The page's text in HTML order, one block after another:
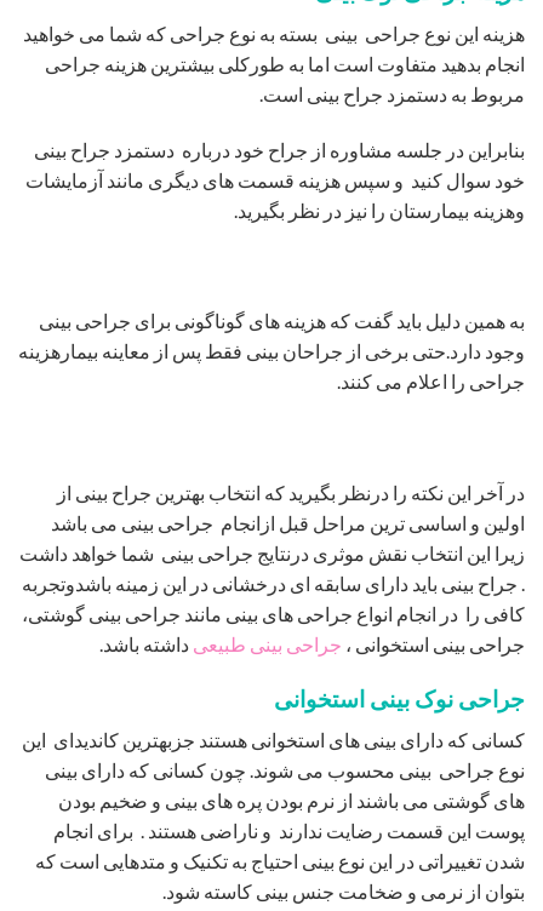
هزینه این نوع جراحی بینی بسته به نوع جراحی که شما می خواهید
انجام بدهید متفاوت است اما به طورکلی بیشترین هزینه جراحی
مربوط به دستمزد جراح بینی است.
بنابراین در جلسه مشاوره از جراح خود درباره دستمزد جراح بینی
خود سوال کنید و سپس هزینه قسمت های دیگری مانند آزمایشات
وهزینه بیمارستان را نیز در نظر بگیرید.
به همین دلیل باید گفت که هزینه های گوناگونی برای جراحی بینی
وجود دارد.حتی برخی از جراحان بینی فقط پس از معاینه بیمارهزینه
جراحی را اعلام می کنند.
در آخر این نکته را درنظر بگیرید که انتخاب بهترین جراح بینی از
اولین و اساسی ترین مراحل قبل ازانجام جراحی بینی می باشد
زیرا این انتخاب نقش موثری درنتایج جراحی بینی شما خواهد داشت
. جراح بینی باید دارای سابقه ای درخشانی در این زمینه باشدوتجربه
کافی را در انجام انواع جراحی های بینی مانند جراحی بینی گوشتی،
جراحی بینی استخوانی ، جراحی بینی طبیعی داشته باشد.
جراحی نوک بینی استخوانی
کسانی که دارای بینی های استخوانی هستند جزبهترین کاندیدای این
نوع جراحی بینی محسوب می شوند. چون کسانی که دارای بینی
های گوشتی می باشند از نرم بودن پره های بینی و ضخیم بودن
پوست این قسمت رضایت ندارند و ناراضی هستند . برای انجام
شدن تغییراتی در این نوع بینی احتیاج به تکنیک و متدهایی است که
بتوان از نرمی و ضخامت جنس بینی کاسته شود.